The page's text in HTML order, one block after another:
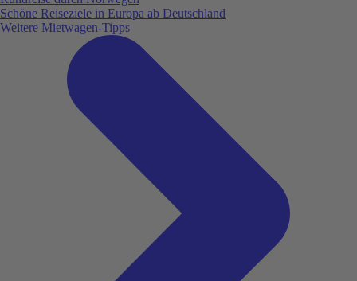
Schöne Reiseziele in Europa ab Deutschland
Weitere Mietwagen-Tipps